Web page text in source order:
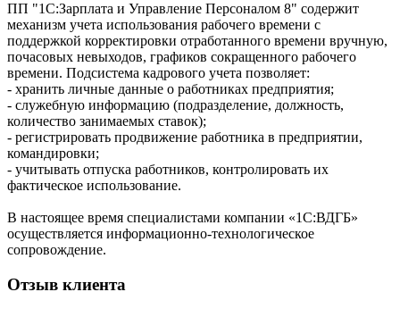
ПП "1С:Зарплата и Управление Персоналом 8" содержит
механизм учета использования рабочего времени с
поддержкой корректировки отработанного времени вручную,
почасовых невыходов, графиков сокращенного рабочего
времени. Подсистема кадрового учета позволяет:
- хранить личные данные о работниках предприятия;
- служебную информацию (подразделение, должность,
количество занимаемых ставок);
- регистрировать продвижение работника в предприятии,
командировки;
- учитывать отпуска работников, контролировать их
фактическое использование.
В настоящее время специалистами компании «1С:ВДГБ»
осуществляется информационно-технологическое
сопровождение.
Отзыв клиента